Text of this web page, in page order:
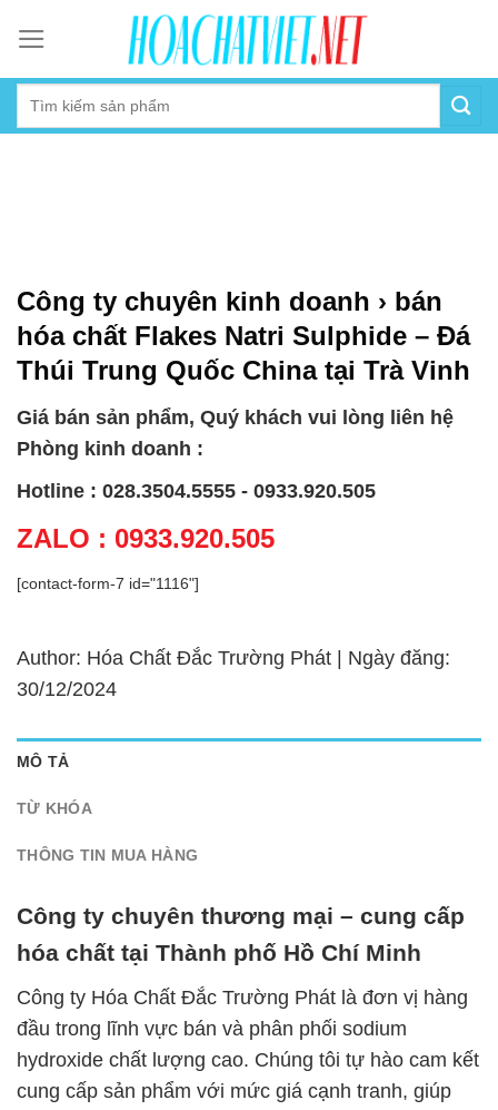
content
Công ty chuyên kinh doanh › bán
hóa chất Flakes Natri Sulphide – Đá
Thúi Trung Quốc China tại Trà Vinh
Giá bán sản phẩm, Quý khách vui lòng liên hệ
Phòng kinh doanh :
Hotline : 028.3504.5555 - 0933.920.505
ZALO : 0933.920.505
[contact-form-7 id="1116"]
Author: Hóa Chất Đắc Trường Phát | Ngày đăng:
30/12/2024
MÔ TẢ
TỪ KHÓA
THÔNG TIN MUA HÀNG
Công ty chuyên thương mại – cung cấp
hóa chất tại Thành phố Hồ Chí Minh
Công ty Hóa Chất Đắc Trường Phát là đơn vị hàng
đầu trong lĩnh vực bán và phân phối sodium
hydroxide chất lượng cao. Chúng tôi tự hào cam kết
cung cấp sản phẩm với mức giá cạnh tranh, giúp